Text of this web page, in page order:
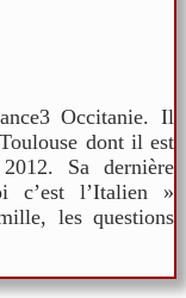
Occitanie. Il
dont il est
Sa dernière
c’est l’Italien »
les questions